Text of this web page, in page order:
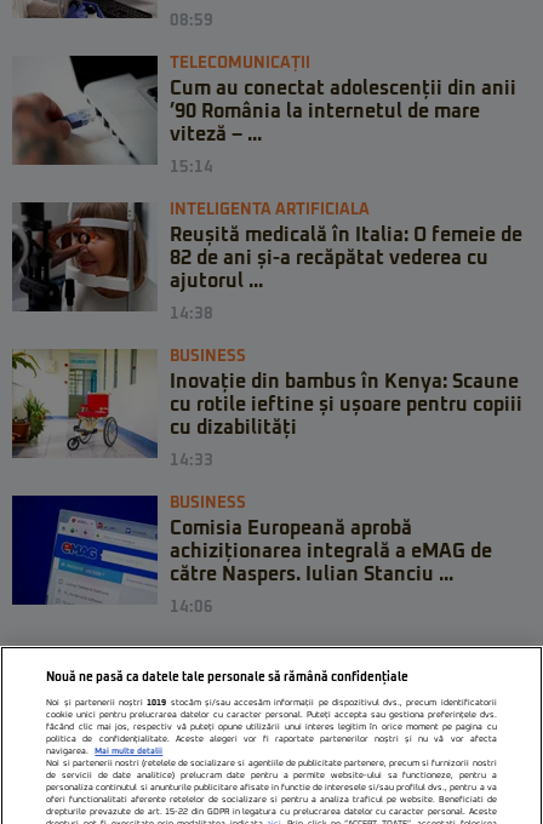
08:59
TELECOMUNICAȚII
Cum au conectat adolescenții din anii
’90 România la internetul de mare
viteză – ...
15:14
INTELIGENTA ARTIFICIALA
Reușită medicală în Italia: O femeie de
82 de ani și-a recăpătat vederea cu
ajutorul ...
14:38
BUSINESS
Inovație din bambus în Kenya: Scaune
cu rotile ieftine și ușoare pentru copiii
cu dizabilități
14:33
BUSINESS
Comisia Europeană aprobă
achiziționarea integrală a eMAG de
către Naspers. Iulian Stanciu ...
14:06
Nouă ne pasă ca datele tale personale să rămână confidențiale
Noi și partenerii noștri1019 stocăm și/sau accesăm informații pe dispozitivul dvs., precum identificatorii
cookie unici pentru prelucrarea datelor cu caracter personal. Puteți accepta sau gestiona preferințele dvs.
făcând clic mai jos, respectiv vă puteți opune utilizării unui interes legitim în orice moment pe pagina cu
politica de confidențialitate. Aceste alegeri vor fi raportate partenerilor noștri și nu vă vor afecta
navigarea.
Mai multe detalii
Noi si partenerii nostri (retelele de socializare si agentiile de publicitate partenere, precum si furnizorii nostri
de servicii de date analitice) prelucram date pentru a permite website-ului sa functioneze, pentru a
personaliza continutul si anunturile publicitare afisate in functie de interesele si/sau profilul dvs., pentru a va
oferi functionalitati aferente retelelor de socializare si pentru a analiza traficul pe website. Beneficiati de
drepturile prevazute de art. 15-22 din GDPR in legatura cu prelucrarea datelor cu caracter personal. Aceste